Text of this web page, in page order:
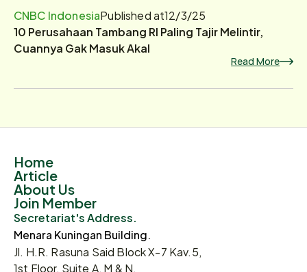
CNBC IndonesiaPublished at12/3/25
10 Perusahaan Tambang RI Paling Tajir Melintir,
Cuannya Gak Masuk Akal
Read More
Home
Article
About Us
Join Member
Secretariat's Address.
Menara Kuningan Building.
Jl. H.R. Rasuna Said Block X-7 Kav.5,
1st Floor, Suite A, M & N.